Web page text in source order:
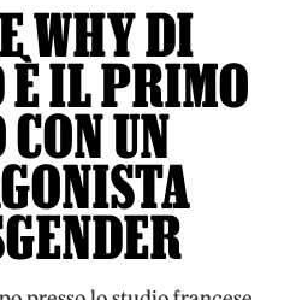
WHY DI
È IL PRIMO
UN